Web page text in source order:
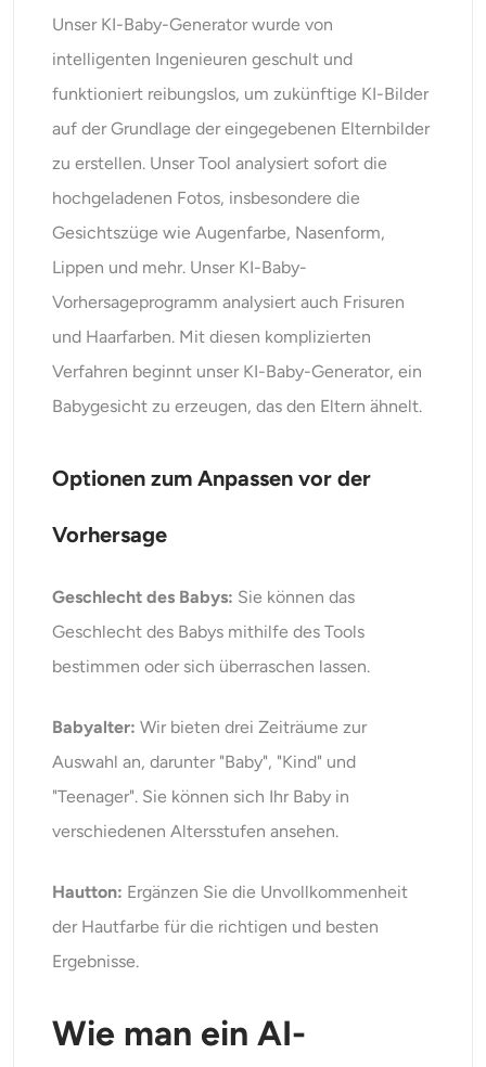
Unser KI-Baby-Generator wurde von
intelligenten Ingenieuren geschult und
funktioniert reibungslos, um zukünftige KI-Bilder
auf der Grundlage der eingegebenen Elternbilder
zu erstellen. Unser Tool analysiert sofort die
hochgeladenen Fotos, insbesondere die
Gesichtszüge wie Augenfarbe, Nasenform,
Lippen und mehr. Unser KI-Baby-
Vorhersageprogramm analysiert auch Frisuren
und Haarfarben. Mit diesen komplizierten
Verfahren beginnt unser KI-Baby-Generator, ein
Babygesicht zu erzeugen, das den Eltern ähnelt.
Optionen zum Anpassen vor der
Vorhersage
Geschlecht des Babys: Sie können das
Geschlecht des Babys mithilfe des Tools
bestimmen oder sich überraschen lassen.
Babyalter:Wir bieten drei Zeiträume zur
Auswahl an, darunter "Baby", "Kind" und
"Teenager". Sie können sich Ihr Baby in
verschiedenen Altersstufen ansehen.
Hautton: Ergänzen Sie die Unvollkommenheit
der Hautfarbe für die richtigen und besten
Ergebnisse.
Wie man ein AI-